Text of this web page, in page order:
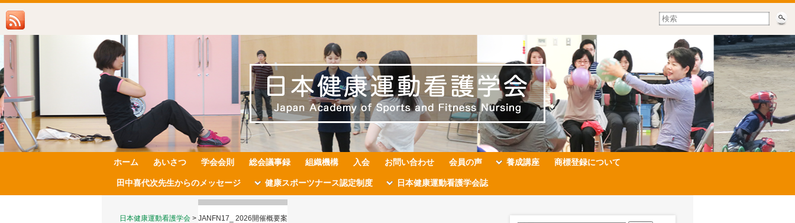
ホーム あいさつ 学会会則 総会議事録 組織機構 入会 お問い合わせ 会員の声 養成講座 商標登録について
田中喜代次先生からのメッセージ 健康スポーツナース認定制度 日本健康運動看護学会誌
日本健康運動看護学会 > JANFN17_ 2026開催概要案